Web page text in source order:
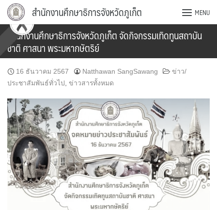
Skip
content
สำนักงานศึกษาธิการจังหวัดภูเก็ต MENU
สำนักงานศึกษาธิการจังหวัดภูเก็ต จัดกิจกรรมเทิดทูนสถาบัน
ชาติ ศาสนา พระมหากษัตริย์
16 ธันวาคม 2567 Natthawan SangSawang
ข่าว/
ประชาสัมพันธ์ทั่วไป ข่าวสารทั้งหมด